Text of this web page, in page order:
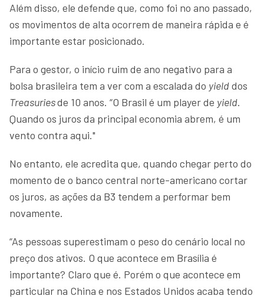
Além disso, ele defende que, como foi no ano passado,
os movimentos de alta ocorrem de maneira rápida e é
importante estar posicionado.
Para o gestor, o início ruim de ano negativo para a
bolsa brasileira tem a ver com a escalada do yielddos
Treasuriesde 10 anos. “O Brasil é um player de yield.
Quando os juros da principal economia abrem, é um
vento contra aqui."
No entanto, ele acredita que, quando chegar perto do
momento de o banco central norte-americano cortar
os juros, as ações da B3 tendem a performar bem
novamente.
“As pessoas superestimam o peso do cenário local no
preço dos ativos. O que acontece em Brasília é
importante? Claro que é. Porém o que acontece em
particular na China e nos Estados Unidos acaba tendo